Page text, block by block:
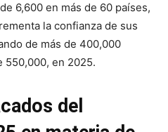
6,600 en más de 60 países,
la confianza de sus
de más de 400,000
550,000, en 2025.
del